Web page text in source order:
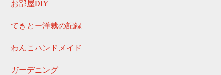
お部屋DIY
てきとー洋裁の記録
わんこハンドメイド
ガーデニング